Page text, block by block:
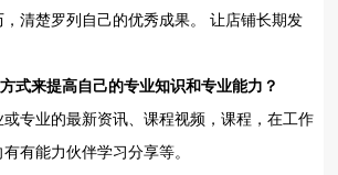
清楚罗列自己的优秀成果。 让店铺长期发
式来提高自己的专业知识和专业能力？
专业的最新资讯、课程视频，课程，在工作
有能力伙伴学习分享等。